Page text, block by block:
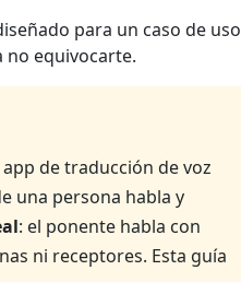
para un caso de uso
no equivocarte.
app de traducción de voz
una persona habla y
: el ponente habla con
ni receptores. Esta guía